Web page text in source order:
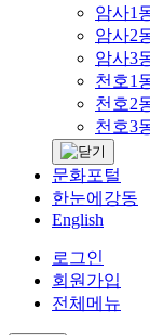
암사1
암사2
암사3
천호1
천호2
천호3
문화포털
한눈에강동
English
로그인
회원가입
전체메뉴